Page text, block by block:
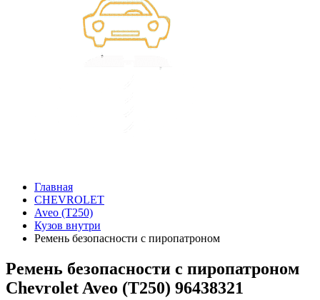
Главная
CHEVROLET
Aveo (T250)
Кузов внутри
Ремень безопасности с пиропатроном
Ремень безопасности с пиропатроном
Chevrolet Aveo (T250) 96438321